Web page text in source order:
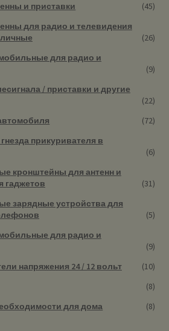
и приставки
(45)
для радио и телевидения
(26)
для радио и
(9)
/ приставки и другие
(22)
(72)
прикуривателя в
(6)
кронштейны для антенн и
гаджетов
(31)
зарядные устройства для
(5)
для радио и
(9)
напряжения 24 / 12 вольт
(10)
(8)
для дома
(8)